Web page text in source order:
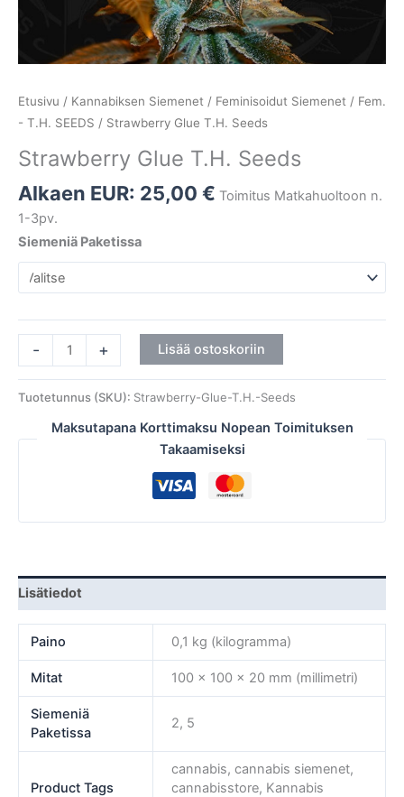
Etusivu / Kannabiksen Siemenet / Feminisoidut Siemenet / Fem.
- T.H. SEEDS / Strawberry Glue T.H. Seeds
Strawberry Glue T.H. Seeds
Alkaen EUR: 25,00 € Toimitus Matkahuoltoon n.
1-3pv.
Siemeniä Paketissa
- + Lisää ostoskoriin
Tuotetunnus (SKU): Strawberry-Glue-T.H.-Seeds
Maksutapana Korttimaksu Nopean Toimituksen
Takaamiseksi
Lisätiedot
Paino 0,1 kg (kilogramma)
Mitat 100 × 100 × 20 mm (millimetri)
Siemeniä
Paketissa
2, 5
Product Tags
cannabis, cannabis siemenet,
cannabisstore, Kannabis